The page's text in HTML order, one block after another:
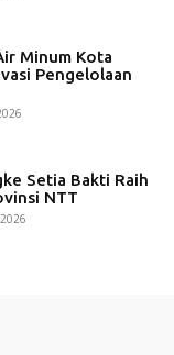
Minum Kota
Pengelolaan
Setia Bakti Raih
NTT